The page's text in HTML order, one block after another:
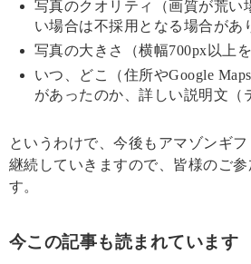
写真のクオリティ（画質が荒い
い場合は不採用となる場合があ
写真の大きさ（横幅700px以上
いつ、どこ（住所やGoogle
があったのか、詳しい説明文（
というわけで、今後もアマゾンギ
継続していきますので、皆様のご
す。
今この記事も読まれています